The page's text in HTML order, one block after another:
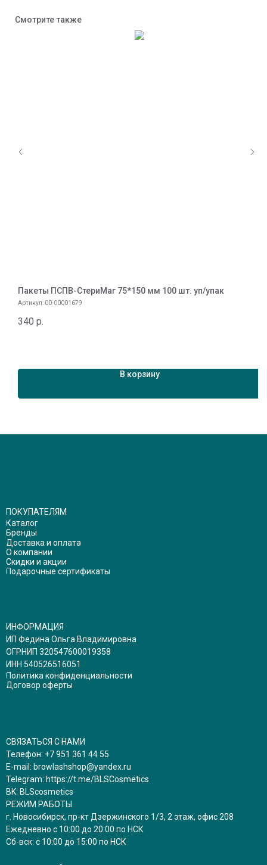
Смотрите также
Пакеты ПСПВ-СтериМаг 75*150 мм 100 шт. уп/упак
Артикул: 00-00001679
340 р.
В корзину
ПОКУПАТЕЛЯМ
Каталог
Бренды
Доставка и оплата
О компании
Скидки и акции
Подарочные сертификаты
ИНФОРМАЦИЯ
ИП Федина Ольга Владимировна
ОГРНИП 320547600019358
ИНН 540526516051
Политика конфиденциальности
Договор оферты
СВЯЗАТЬСЯ С НАМИ
Телефон: +7 951 361 44 55
E-mail: browlashshop@yandex.ru
Telegram: https://t.me/BLSCosmetics
BK: BLScosmetics
РЕЖИМ РАБОТЫ
г. Новосибирск, пр-кт Дзержинского 1/3, 2 этаж, офис 208
Ежедневно с 10:00 до 20:00 по НСК
Сб-вск: с 10:00 до 15:00 по НСК